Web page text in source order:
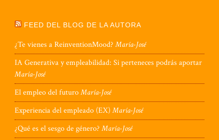
FEED DEL BLOG DE LA AUTORA
¿Te vienes a ReinventionMood? María-José
IA Generativa y empleabilidad: Si perteneces podrás aportar
María-José
El empleo del futuroMaría-José
Experiencia del empleado (EX) María-José
¿Qué es el sesgo de género? María-José